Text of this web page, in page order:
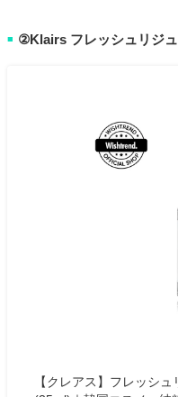
■ ②Klairs フレッシュリジ
【クレアス】フレッシ